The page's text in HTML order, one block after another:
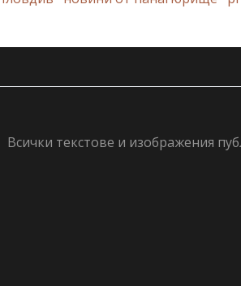
Всички текстове и изображения